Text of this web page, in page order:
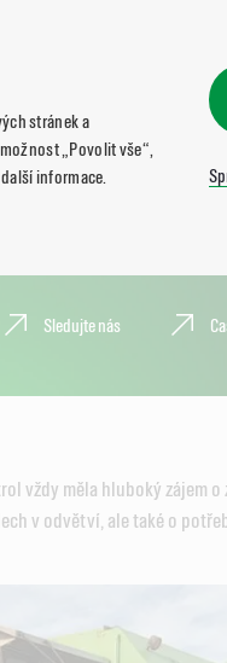
stránek a
„Povolit vše“,
informace.
Sledujte nás
vždy měla hluboký zájem
v odvětví, ale také o